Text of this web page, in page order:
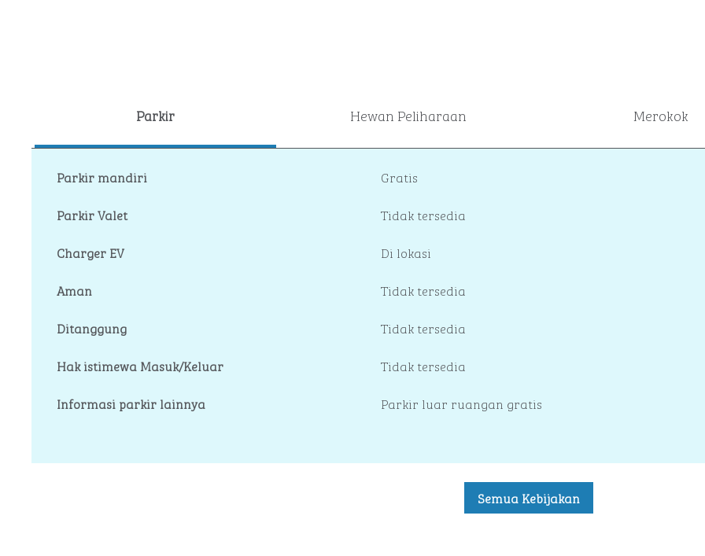
Parkir Hewan Peliharaan Merokok
Parkir mandiri
Gratis
Parkir Valet
Tidak tersedia
Charger EV
Di lokasi
Aman
Tidak tersedia
Ditanggung
Tidak tersedia
Hak istimewa Masuk/Keluar
Tidak tersedia
Informasi parkir lainnya
Parkir luar ruangan gratis
Semua Kebijakan